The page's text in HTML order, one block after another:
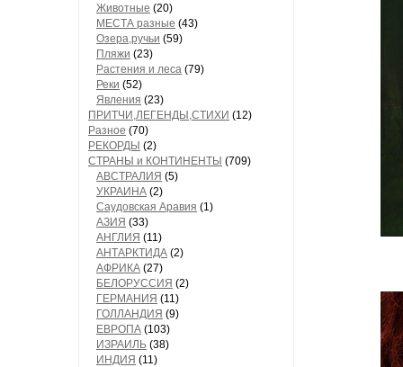
Животные (20)
МЕСТА разные (43)
Озера,ручьи (59)
Пляжи (23)
Растения и леса (79)
Реки (52)
Явления (23)
ПРИТЧИ,ЛЕГЕНДЫ,СТИХИ (12)
Разное (70)
РЕКОРДЫ (2)
СТРАНЫ и КОНТИНЕНТЫ (709)
АВСТРАЛИЯ (5)
УКРАИНА (2)
Саудовская Аравия (1)
АЗИЯ (33)
АНГЛИЯ (11)
АНТАРКТИДА (2)
АФРИКА (27)
БЕЛОРУССИЯ (2)
ГЕРМАНИЯ (11)
ГОЛЛАНДИЯ (9)
ЕВРОПА (103)
ИЗРАИЛЬ (38)
ИНДИЯ (11)